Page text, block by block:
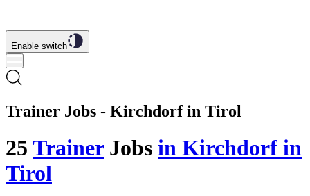
Enable switch
Trainer Jobs - Kirchdorf in Tirol
25 TrainerJobs in Kirchdorf in
Tirol